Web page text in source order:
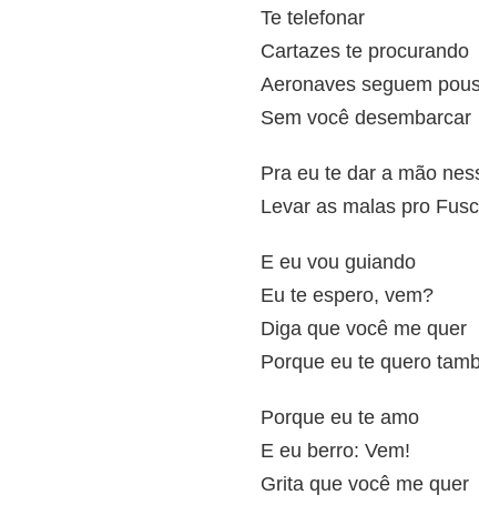
Te telefonar
Cartazes te procurando
Aeronaves seguem
Sem você desembarcar
Pra eu te dar a mão
Levar as malas pro
E eu vou guiando
Eu te espero, vem?
Diga que você me quer
Porque eu te quero
Porque eu te amo
E eu berro: Vem!
Grita que você me quer